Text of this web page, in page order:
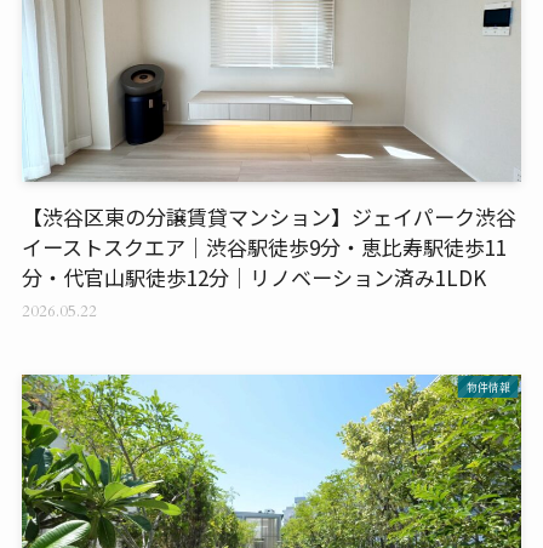
【渋谷区東の分譲賃貸マンション】ジェイパーク渋谷
イーストスクエア｜渋谷駅徒歩9分・恵比寿駅徒歩11
分・代官山駅徒歩12分｜リノベーション済み1LDK
2026.05.22
物件情報